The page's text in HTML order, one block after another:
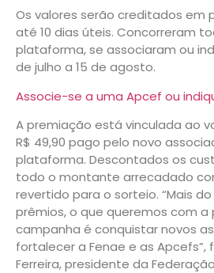
Os valores serão creditados em
até 10 dias úteis. Concorreram
plataforma, se associaram ou
de julho a 15 de agosto.
Associe-se a uma Apcef ou
A premiação está vinculada ao
R$ 49,90 pago pelo novo
plataforma. Descontados os
todo o montante arrecadado
revertido para o sorteio. “Mais
prêmios, o que queremos com
campanha é conquistar novos
fortalecer a Fenae e as Apcefs”,
Ferreira, presidente da